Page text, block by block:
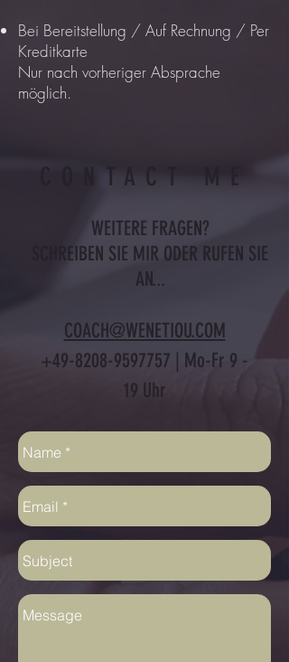
Bei Bereitstellung / Auf Rechnung / Per
Kreditkarte
Nur nach vorheriger Absprache
möglich.
CONTACT ME
WEITERE FRAGEN?
SCHREIBEN SIE MIR ODER RUFEN SIE
AN...
COACH@WENETIOU.COM
+49-8208-9597757 | Mo-Fr 9 -
19 Uhr